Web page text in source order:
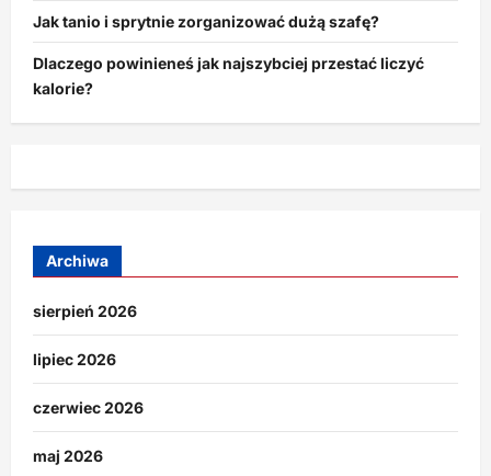
Jak tanio i sprytnie zorganizować dużą szafę?
Dlaczego powinieneś jak najszybciej przestać liczyć
kalorie?
Archiwa
sierpień 2026
lipiec 2026
czerwiec 2026
maj 2026